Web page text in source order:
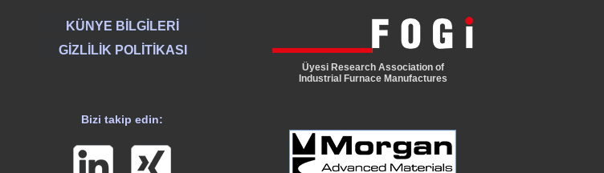
KÜNYE BİLGİLERİ
GİZLİLİK POLİTİKASI
Bizi takip edin:
Üyesi Research Association of
Industrial Furnace Manufactures